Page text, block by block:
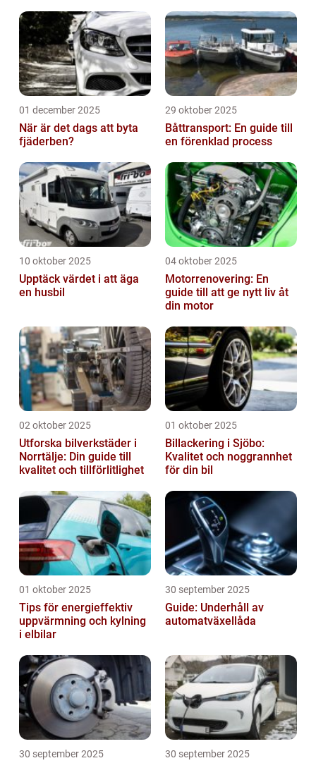
01 december 2025
När är det dags att byta
fjäderben?
29 oktober 2025
Båttransport: En guide till
en förenklad process
10 oktober 2025
Upptäck värdet i att äga
en husbil
04 oktober 2025
Motorrenovering: En
guide till att ge nytt liv åt
din motor
02 oktober 2025
Utforska bilverkstäder i
Norrtälje: Din guide till
kvalitet och tillförlitlighet
01 oktober 2025
Billackering i Sjöbo:
Kvalitet och noggrannhet
för din bil
01 oktober 2025
Tips för energieffektiv
uppvärmning och kylning
i elbilar
30 september 2025
Guide: Underhåll av
automatväxellåda
30 september 2025 30 september 2025